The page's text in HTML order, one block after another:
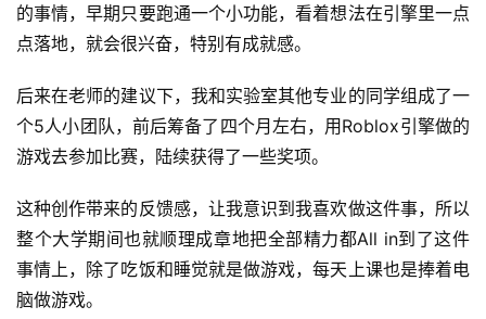
的事情，早期只要跑通一个小功能，看着想法在引擎里一点
点落地，就会很兴奋，特别有成就感。
后来在老师的建议下，我和实验室其他专业的同学组成了一
个5人小团队，前后筹备了四个月左右，用Roblox引擎做的
游戏去参加比赛，陆续获得了一些奖项。
这种创作带来的反馈感，让我意识到我喜欢做这件事，所以
整个大学期间也就顺理成章地把全部精力都All in到了这件
事情上，除了吃饭和睡觉就是做游戏，每天上课也是捧着电
脑做游戏。